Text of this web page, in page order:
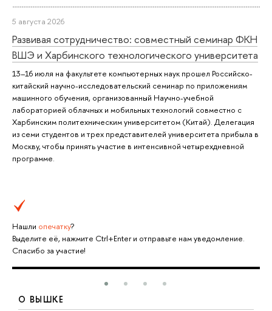
5 августа 2026
Развивая сотрудничество: совместный семинар ФКН
ВШЭ и Харбинского технологического университета
13–16 июля на факультете компьютерных наук прошел Российско-
китайский научно-исследовательский семинар по приложениям
машинного обучения, организованный Научно-учебной
лабораторией облачных и мобильных технологий совместно с
Харбинским политехническим университетом (Китай). Делегация
из семи студентов и трех представителей университета прибыла в
Москву, чтобы принять участие в интенсивной четырехдневной
программе.
Нашли опечатку?
Выделите её, нажмите Ctrl+Enter и отправьте нам уведомление.
Спасибо за участие!
О ВЫШКЕ